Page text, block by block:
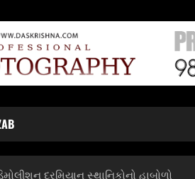
દરમિયાન સ્થાનિકોનો હાબોળો